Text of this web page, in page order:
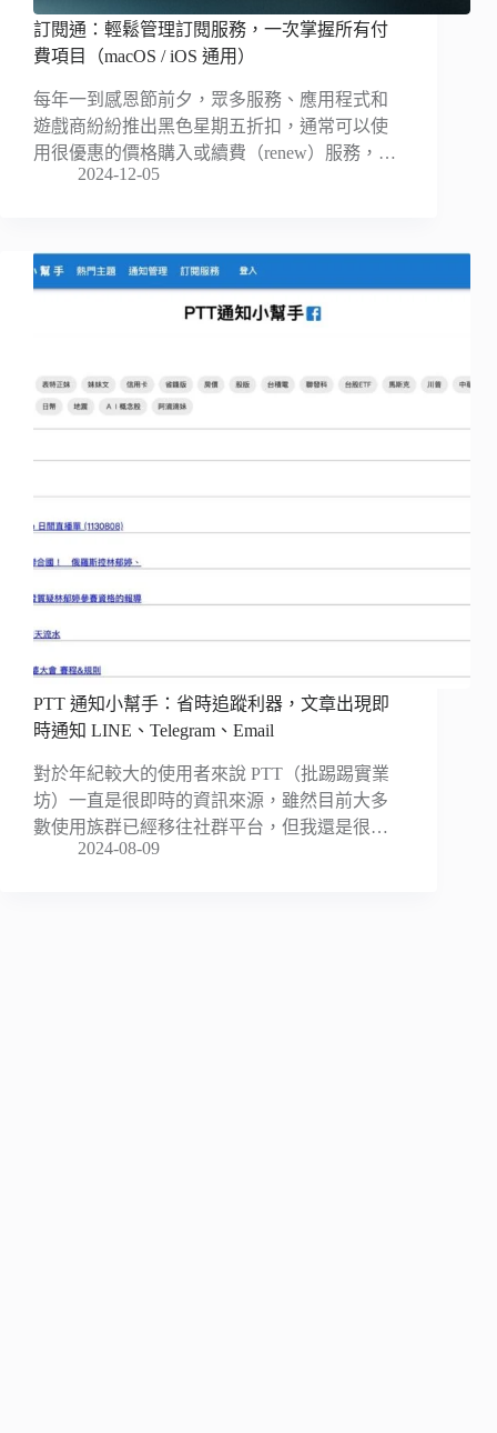
訂閱通：輕鬆管理訂閱服務，一次掌握所有付
費項目（macOS / iOS 通用）
每年一到感恩節前夕，眾多服務、應用程式和
遊戲商紛紛推出黑色星期五折扣，通常可以使
用很優惠的價格購入或續費（renew）服務，…
2024-12-05
PTT 通知小幫手：省時追蹤利器，文章出現即
時通知 LINE、Telegram、Email
對於年紀較大的使用者來說 PTT（批踢踢實業
坊）一直是很即時的資訊來源，雖然目前大多
數使用族群已經移往社群平台，但我還是很…
2024-08-09